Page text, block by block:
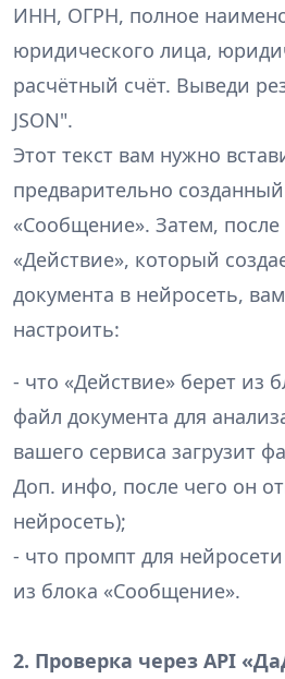
ИНН, ОГРН, полное
юридического лица,
расчётный счёт. Выведи
JSON".
Этот текст вам нужно
предварительно
«Сообщение». Затем, после
«Действие», который
документа в нейросеть,
настроить:
- что «Действие» берет из
файл документа для
вашего сервиса загрузит
Доп. инфо, после чего он
нейросеть);
- что промпт для
из блока «Сообщение».
2. Проверка через API